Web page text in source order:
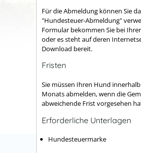
Für die Abmeldung können Sie
"Hundesteuer-Abmeldung"
Formular bekommen Sie bei
oder es steht auf deren
Download bereit.
Fristen
Sie müssen Ihren Hund
Monats abmelden, wenn die
abweichende Frist vorgesehen
Erforderliche Unterlagen
Hundesteuermarke